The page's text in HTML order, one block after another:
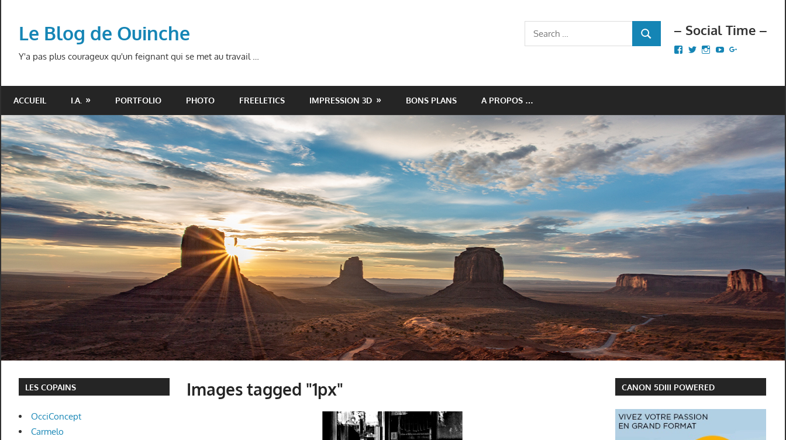
contentLe Blog de Ouinche
Y'a pas plus courageux qu'un feignant qui se met au travail …
– Social Time –
Facebook
TwitterInstagram
YouTube
Search
for:
SEARCH
ACCUEIL I.A. PORTFOLIO PHOTO FREELETICS IMPRESSION 3D BONS PLANS A PROPOS …
Images tagged "1px"
LES COPAINS
OcciConcept
Carmelo
CANON 5DIII POWERED